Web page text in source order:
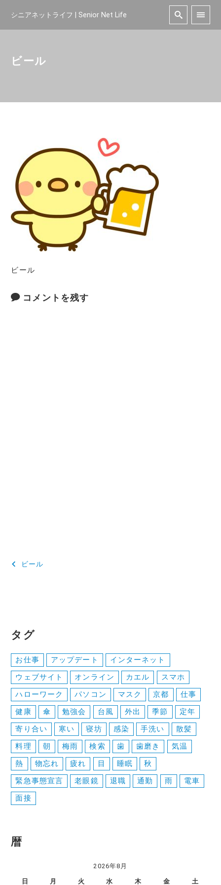
シニアネットライフ | Senior Net Life
ビール
ビール
コメントを残す
投
ゲ
シ
ョ
ン
ビール
タグ
お仕事 アップデート
インターネット
ウェブサイト
オンライン カエル
スマホ
ハローワーク
パソコン マスク 京都
仕事
健康
傘 勉強会 台風 外出 季節
定年
寄り合い
寒い 寝坊 感染 手洗い
散髪
料理
朝 梅雨 検索 歯 歯磨き
気温
熱
物忘れ 疲れ 目 睡眠
秋
緊急事態宣言
老眼鏡 退職 通勤 雨
電車
面接
暦
2026年8月
日 月 火 水 木 金 土